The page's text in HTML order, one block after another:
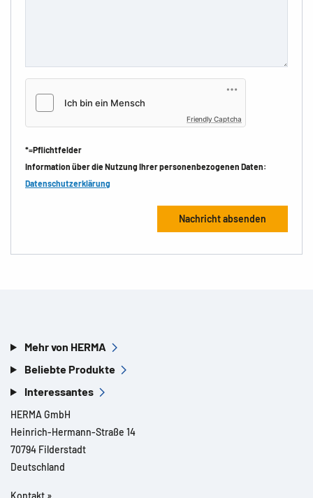
Friendly Captcha
*=Pflichtfelder
Information über die Nutzung Ihrer personenbezogenen Daten:
Datenschutzerklärung
Mehr von HERMA
Beliebte Produkte
Interessantes
HERMA GmbH
Heinrich-Hermann-Straße 14
70794 Filderstadt
Deutschland
Kontakt »